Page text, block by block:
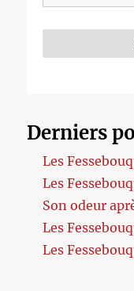
Derniers
Les
Les
Son odeur
Les
Les